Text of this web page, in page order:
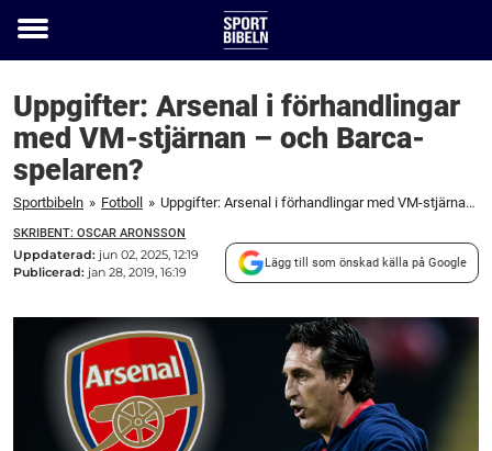
Toggle
Uppgifter: Arsenal i förhandlingar
med VM-stjärnan – och Barca-
spelaren?
Sportbibeln » Fotboll » Uppgifter: Arsenal i förhandlingar med VM-stjärnan – och Barca-spelaren?
SKRIBENT: OSCAR ARONSSON
Uppdaterad: jun 02, 2025, 12:19
Publicerad: jan 28, 2019, 16:19
Lägg till som önskad källa på Google